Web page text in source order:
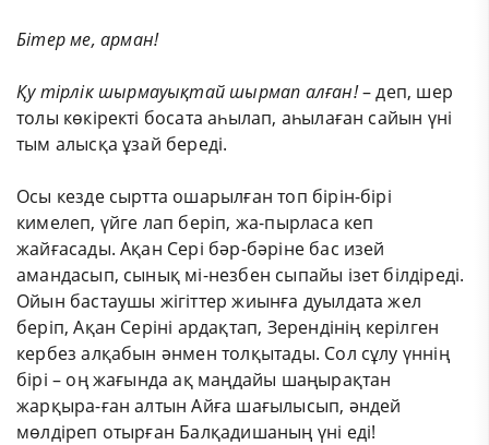
Бітерме, арман!
Қу тірлік шырмауықтай шырмап алған!– деп, шер
толы көкіректі босата аһылап, аһылаған сайын үні
тым алысқа ұзай береді.
Осы кезде сыртта ошарылған топ бірін-бірі
кимелеп, үйге лап беріп, жа-пырласа кеп
жайғасады. Ақан Сері бәр-бәріне бас изей
амандасып, сынық мі-незбен сыпайы ізет білдіреді.
Ойын бастаушы жігіттер жиынға дуылдата жел
беріп, Ақан Серіні ардақтап, Зерендінің керілген
кербез алқабын әнмен толқытады. Сол сұлу үннің
бірі – оң жағында ақ маңдайы шаңырақтан
жарқыра-ған алтын Айға шағылысып, әндей
мөлдіреп отырған Балқадишаның үні еді!